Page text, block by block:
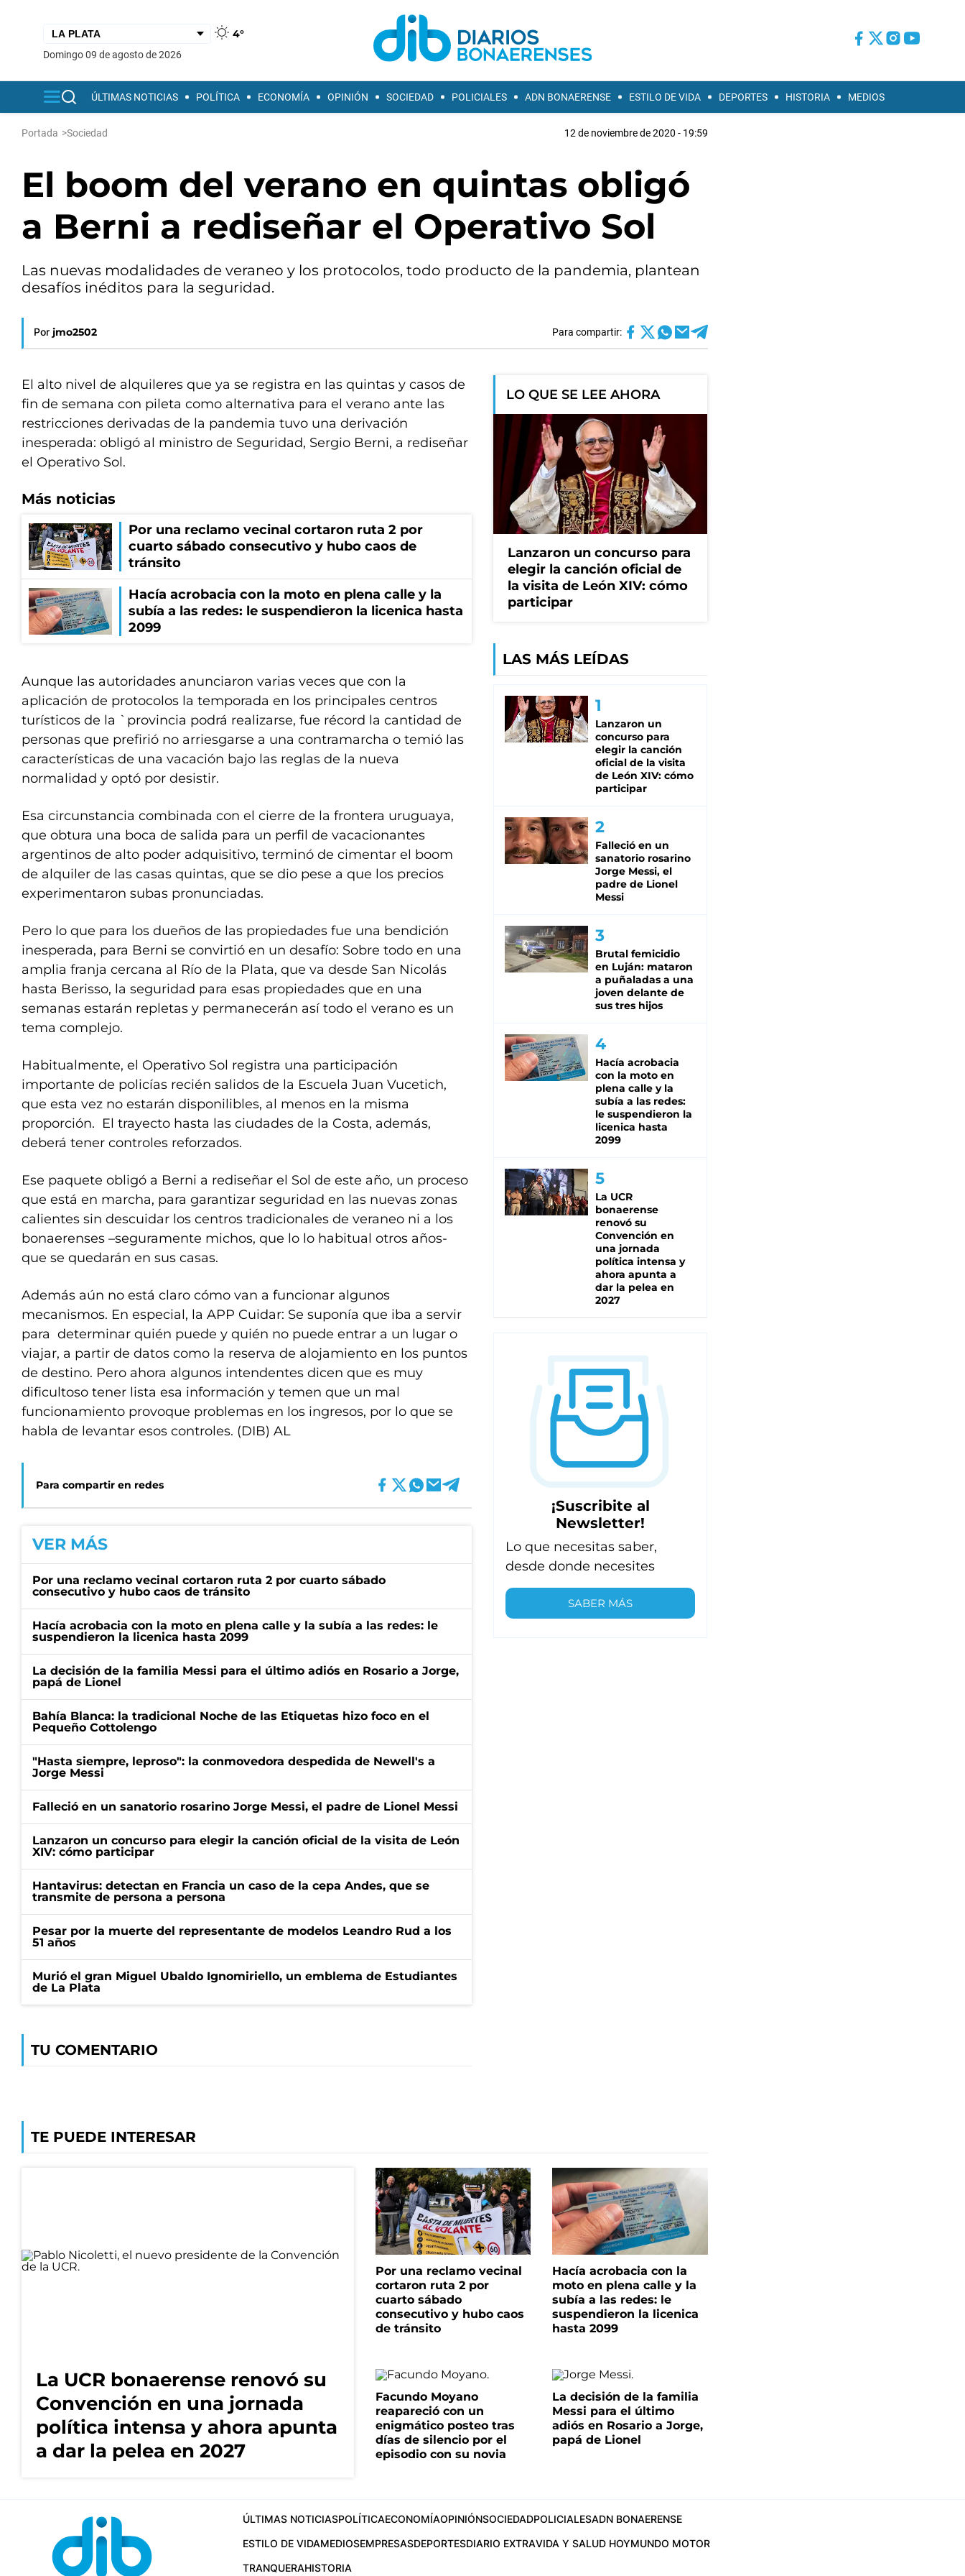
4°
domingo 09 de agosto de 2026
ÚLTIMAS NOTICIAS POLÍTICA ECONOMÍA OPINIÓN SOCIEDAD POLICIALES ADN BONAERENSE ESTILO DE VIDA DEPORTES HISTORIA MEDIOS
Portada >Sociedad 12 de noviembre de 2020 - 19:59
El boom del verano en quintas obligó
a Berni a rediseñar el Operativo Sol
Las nuevas modalidades de veraneo y los protocolos, todo producto de la pandemia, plantean
desafíos inéditos para la seguridad.
Por jmo2502 Para compartir:
El alto nivel de alquileres que ya se registra en las quintas y casos de
fin de semana con pileta como alternativa para el verano ante las
restricciones derivadas de la pandemia tuvo una derivación
inesperada: obligó al ministro de Seguridad, Sergio Berni, a rediseñar
el Operativo Sol.
Más noticias
Por una reclamo vecinal cortaron ruta 2 por
cuarto sábado consecutivo y hubo caos de
tránsito
Hacía acrobacia con la moto en plena calle y la
subía a las redes: le suspendieron la licenica hasta
2099
Aunque las autoridades anunciaron varias veces que con la
aplicación de protocolos la temporada en los principales centros
turísticos de la `provincia podrá realizarse, fue récord la cantidad de
personas que prefirió no arriesgarse a una contramarcha o temió las
características de una vacación bajo las reglas de la nueva
normalidad y optó por desistir.
Esa circunstancia combinada con el cierre de la frontera uruguaya,
que obtura una boca de salida para un perfil de vacacionantes
argentinos de alto poder adquisitivo, terminó de cimentar el boom
de alquiler de las casas quintas, que se dio pese a que los precios
experimentaron subas pronunciadas.
Pero lo que para los dueños de las propiedades fue una bendición
inesperada, para Berni se convirtió en un desafío: Sobre todo en una
amplia franja cercana al Río de la Plata, que va desde San Nicolás
hasta Berisso, la seguridad para esas propiedades que en una
semanas estarán repletas y permanecerán así todo el verano es un
tema complejo.
Habitualmente, el Operativo Sol registra una participación
importante de policías recién salidos de la Escuela Juan Vucetich,
que esta vez no estarán disponilibles, al menos en la misma
proporción. El trayecto hasta las ciudades de la Costa, además,
deberá tener controles reforzados.
Ese paquete obligó a Berni a rediseñar el Sol de este año, un proceso
que está en marcha, para garantizar seguridad en las nuevas zonas
calientes sin descuidar los centros tradicionales de veraneo ni a los
bonaerenses –seguramente michos, que lo lo habitual otros años-
que se quedarán en sus casas.
Además aún no está claro cómo van a funcionar algunos
mecanismos. En especial, la APP Cuidar: Se suponía que iba a servir
para determinar quién puede y quién no puede entrar a un lugar o
viajar, a partir de datos como la reserva de alojamiento en los puntos
de destino. Pero ahora algunos intendentes dicen que es muy
dificultoso tener lista esa información y temen que un mal
funcionamiento provoque problemas en los ingresos, por lo que se
habla de levantar esos controles. (DIB) AL
Para compartir en redes
VER MÁS
Por una reclamo vecinal cortaron ruta 2 por cuarto sábado
consecutivo y hubo caos de tránsito
Hacía acrobacia con la moto en plena calle y la subía a las redes: le
suspendieron la licenica hasta 2099
La decisión de la familia Messi para el último adiós en Rosario a Jorge,
papá de Lionel
Bahía Blanca: la tradicional Noche de las Etiquetas hizo foco en el
Pequeño Cottolengo
"Hasta siempre, leproso": la conmovedora despedida de Newell's a
Jorge Messi
Falleció en un sanatorio rosarino Jorge Messi, el padre de Lionel Messi
Lanzaron un concurso para elegir la canción oficial de la visita de León
XIV: cómo participar
Hantavirus: detectan en Francia un caso de la cepa Andes, que se
transmite de persona a persona
Pesar por la muerte del representante de modelos Leandro Rud a los
51 años
Murió el gran Miguel Ubaldo Ignomiriello, un emblema de Estudiantes
de La Plata
TU COMENTARIO
LO QUE SE LEE AHORA
Lanzaron un concurso para
elegir la canción oficial de
la visita de León XIV: cómo
participar
LAS MÁS LEÍDAS
Lanzaron un
concurso para
elegir la canción
oficial de la visita
de León XIV: cómo
participar
Falleció en un
sanatorio rosarino
Jorge Messi, el
padre de Lionel
Messi
Brutal femicidio
en Luján: mataron
a puñaladas a una
joven delante de
sus tres hijos
Hacía acrobacia
con la moto en
plena calle y la
subía a las redes:
le suspendieron la
licenica hasta
2099
La UCR
bonaerense
renovó su
Convención en
una jornada
política intensa y
ahora apunta a
dar la pelea en
2027
¡Suscribite al
Newsletter!
Lo que necesitas saber,
desde donde necesites
SABER MÁS
TE PUEDE INTERESAR
La UCR bonaerense renovó su
Convención en una jornada
política intensa y ahora apunta
a dar la pelea en 2027
Por una reclamo vecinal
cortaron ruta 2 por
cuarto sábado
consecutivo y hubo caos
de tránsito
Hacía acrobacia con la
moto en plena calle y la
subía a las redes: le
suspendieron la licenica
hasta 2099
Facundo Moyano
reapareció con un
enigmático posteo tras
días de silencio por el
episodio con su novia
La decisión de la familia
Messi para el último
adiós en Rosario a Jorge,
papá de Lionel
ÚLTIMAS NOTICIASPOLÍTICAECONOMÍAOPINIÓNSOCIEDADPOLICIALESADN BONAERENSE
ESTILO DE VIDAMEDIOSEMPRESASDEPORTESDIARIO EXTRAVIDA Y SALUD HOYMUNDO MOTOR
TRANQUERAHISTORIA